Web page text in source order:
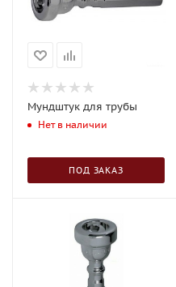
Мундштук для трубы
Нет в наличии
ПОД ЗАКАЗ